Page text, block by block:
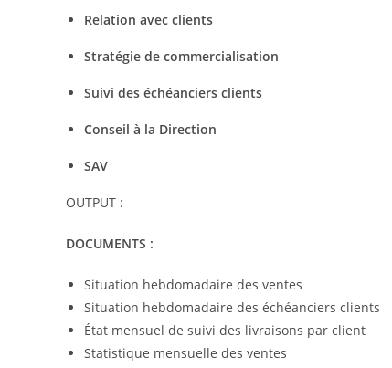
Relation avec
Stratégie de
Suivi des échéanciers
Conseil à la
SAV
OUTPUT :
DOCUMENTS :
Situation hebdomadaire des
Situation hebdomadaire des
État mensuel de suivi des livraisons
Statistique mensuelle des